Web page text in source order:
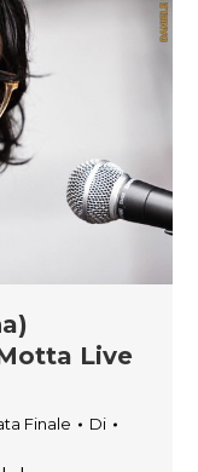
Live
Finale
Di